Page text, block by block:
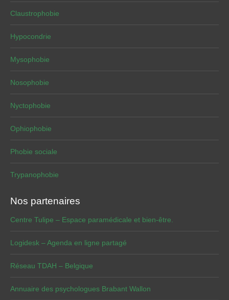
Claustrophobie
Hypocondrie
Mysophobie
Nosophobie
Nyctophobie
Ophiophobie
Phobie sociale
Trypanophobie
Nos partenaires
Centre Tulipe – Espace paramédicale et bien-être.
Logidesk – Agenda en ligne partagé
Réseau TDAH – Belgique
Annuaire des psychologues Brabant Wallon